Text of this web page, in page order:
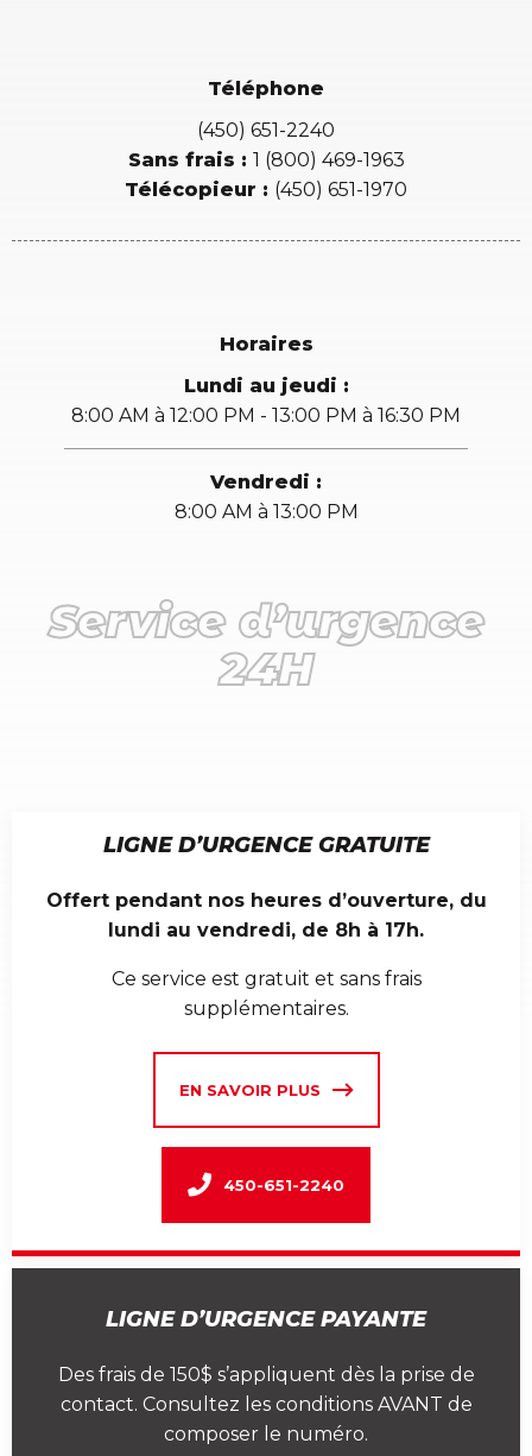
Téléphone
(450) 651-2240
Sans frais : 1 (800) 469-1963
Télécopieur : (450) 651-1970
Horaires
Lundi au jeudi :
8:00 AM à 12:00 PM - 13:00 PM à 16:30 PM
Vendredi :
8:00 AM à 13:00 PM
Service d’urgence
24H
LIGNE D’URGENCE GRATUITE
Offert pendant nos heures d’ouverture, du
lundi au vendredi, de 8h à 17h.
Ce service est gratuit et sans frais
supplémentaires.
EN SAVOIR PLUS
450-651-2240
LIGNE D’URGENCE PAYANTE
Des frais de 150$ s’appliquent dès la prise de
contact. Consultez les conditions AVANT de
composer le numéro.